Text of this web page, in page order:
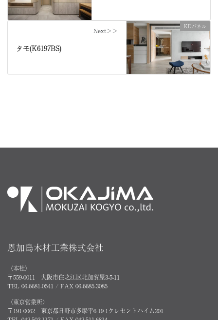
KDパネル
Next＞＞
タモ(K6197BS)
恩加島木材工業株式会社
〈本社〉
〒559-0011 大阪市住之江区北加賀屋3-5-11
TEL 06-6681-0541 / FAX 06-6685-3085
〈東京営業所〉
〒191-0062 東京都日野市多摩平6-19-1クレセントハイム201